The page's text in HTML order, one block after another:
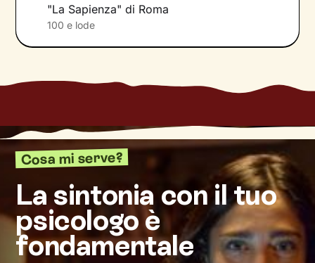
Considera i nostri incontri come uno spazio
sicuro, in cui condividere ciò che provi in
completa libertà e riflettere su diversi aspetti
diaccoglienza, ascolto e comprensione
, per
i nodi più spinosi e nel cercare la loro
risoluzione, grazie allosviluppo di nuovi
pensieri e comportamenti
utili a vivere al
meglio il tuo presente.
Dove ti condurrà questo percorso? A un modo
inedito di affrontare gli eventi della vita e a un
maggiore benessere.
"La Sapienza" di Roma
100 e lode
Cosa mi serve?
La sintonia con il tuo
psicologo è
fondamentale